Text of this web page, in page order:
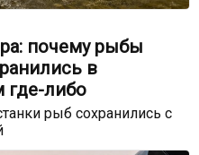
почему рыбы
в
где-либо
рыб сохранились с